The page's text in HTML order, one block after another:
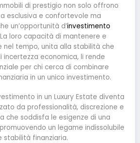
di prestigio non solo offrono
esclusiva e confortevole ma
un’opportunità d’investimento
loro capacità di mantenere e
nel tempo, unita alla stabilità che
incertezza economica, li rende
per chi cerca di combinare
in un unico investimento.
in un Luxury Estate diventa
da professionalità, discrezione e
che soddisfa le esigenze di una
un legame indissolubile
stabilità finanziaria.